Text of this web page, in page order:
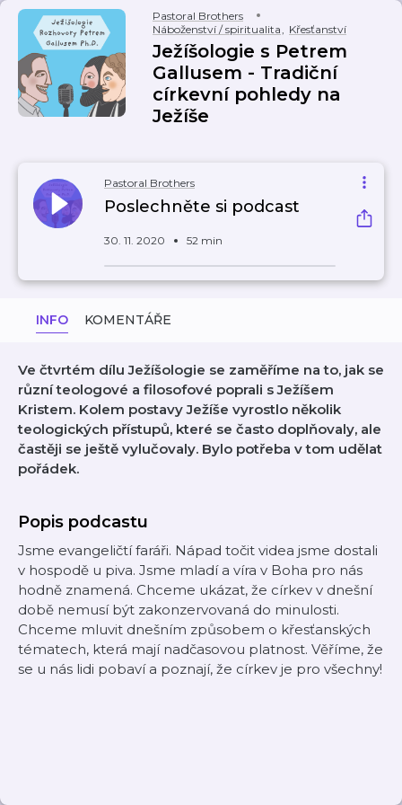
Pastoral Brothers
Náboženství / spiritualita, Křesťanství
Ježíšologie s Petrem
Gallusem - Tradiční
církevní pohledy na
Ježíše
Pastoral Brothers
Poslechněte si podcast
30. 11. 2020 52 min
INFO KOMENTÁŘE
Ve čtvrtém dílu Ježíšologie se zaměříme na to, jak se
různí teologové a filosofové poprali s Ježíšem
Kristem. Kolem postavy Ježíše vyrostlo několik
teologických přístupů, které se často doplňovaly, ale
častěji se ještě vylučovaly. Bylo potřeba v tom udělat
pořádek.
Popis podcastu
Jsme evangeličtí faráři. Nápad točit videa jsme dostali
v hospodě u piva. Jsme mladí a víra v Boha pro nás
hodně znamená. Chceme ukázat, že církev v dnešní
době nemusí být zakonzervovaná do minulosti.
Chceme mluvit dnešním způsobem o křesťanských
tématech, která mají nadčasovou platnost. Věříme, že
se u nás lidi pobaví a poznají, že církev je pro všechny!